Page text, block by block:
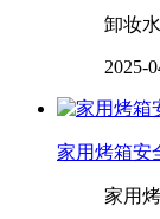
卸妆
2025-
家用烤箱安
家用